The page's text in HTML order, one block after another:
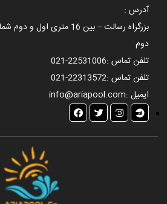
آدرس :
دوم
تلفن تماس :021-22531006
تلفن تماس :021-22313572
ایمیل :info@ariapool.com